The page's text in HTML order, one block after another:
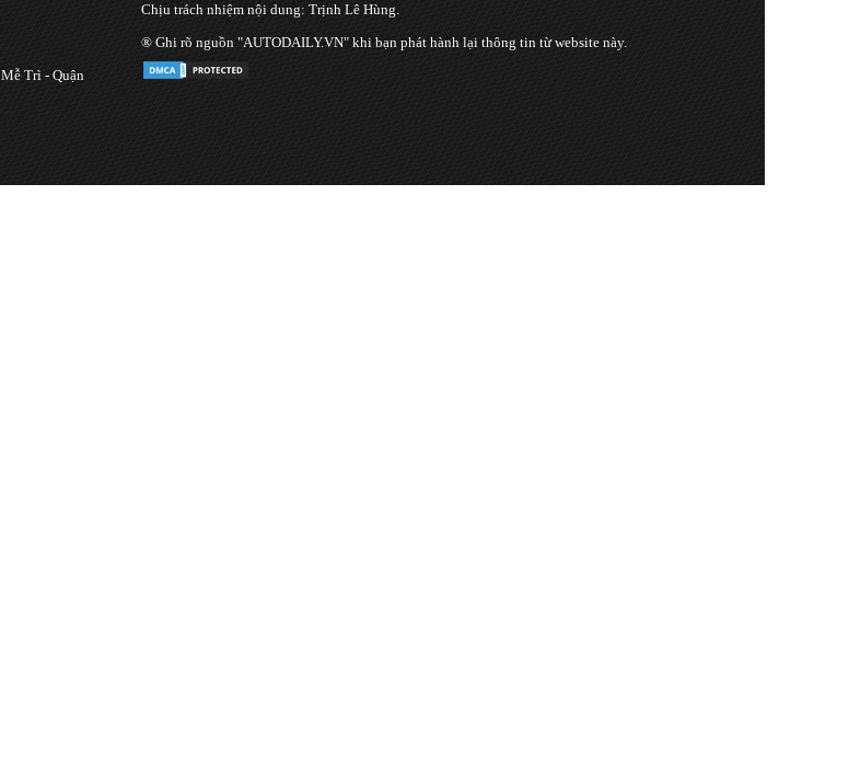
Trì - Quận
Chịu trách nhiệm nội dung: Trịnh Lê Hùng.
® Ghi rõ nguồn "AUTODAILY.VN" khi bạn phát hành lại thông tin từ website này.